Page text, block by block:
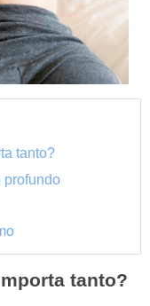
tanto?
profundo
tanto?